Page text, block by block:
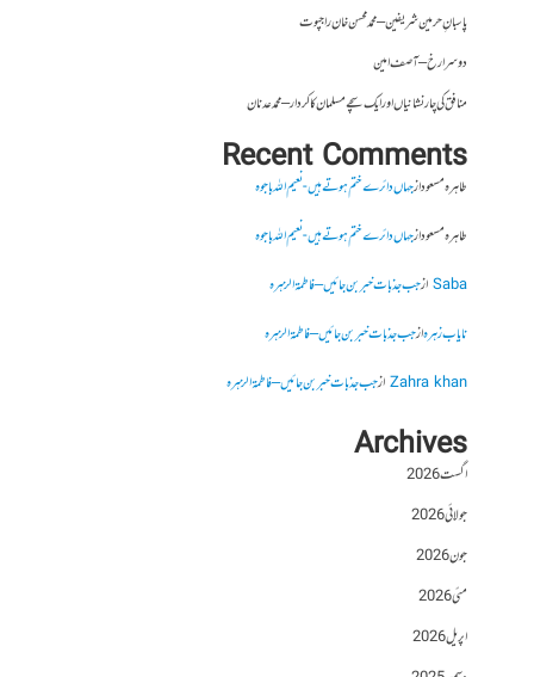
پاسبانِ حرمین شریفین – محمد محسن خان راجپوت
دوسرا رخ – آصف امین
منافق کی چار نشانیاں اور ایک سچے مسلمان کا کردار – محمد عدنان
Recent Comments
طاہرہ مسعودازجہاں دائرے ختم ہوتے ہیں- نعیم اللہ باجوہ
طاہرہ مسعودازجہاں دائرے ختم ہوتے ہیں- نعیم اللہ باجوہ
Sabaازجب جذبات خبر بن جائیں – فاطمۃالزہرہ
نایاب زہرہازجب جذبات خبر بن جائیں – فاطمۃالزہرہ
Zahra khanازجب جذبات خبر بن جائیں – فاطمۃالزہرہ
Archives
اگست 2026
جولائی 2026
جون 2026
مئی 2026
اپریل 2026